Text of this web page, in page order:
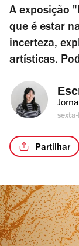
A exposição
que é estar
incerteza,
artísticas.
Partilhar